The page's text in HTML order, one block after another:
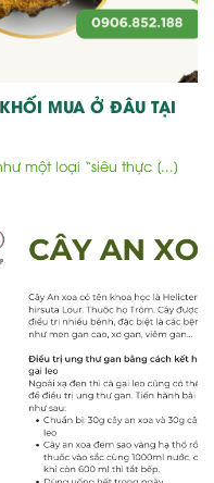
MUA Ở ĐÂU TẠI
một loại “siêu thực [...]